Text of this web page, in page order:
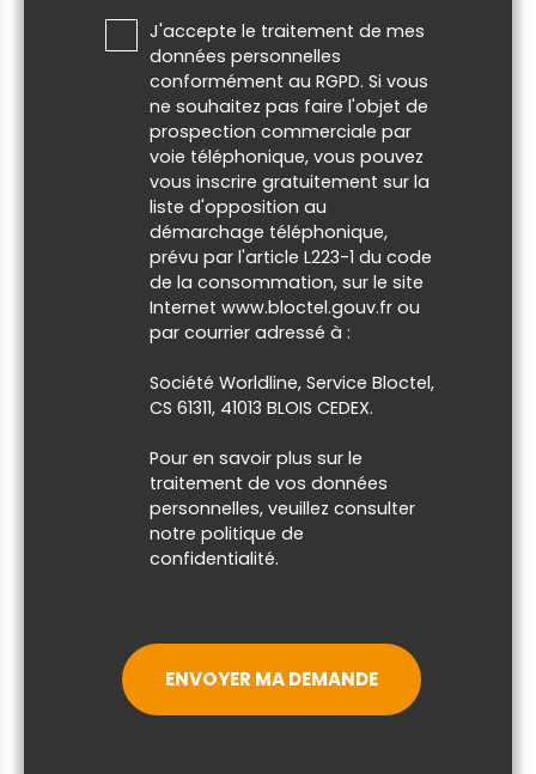
J'accepte le traitement de mes
données personnelles
conformément au RGPD. Si vous
ne souhaitez pas faire l'objet de
prospection commerciale par
voie téléphonique, vous pouvez
vous inscrire gratuitement sur la
liste d'opposition au
démarchage téléphonique,
prévu par l'article L223-1 du code
de la consommation, sur le site
Internet www.bloctel.gouv.fr ou
par courrier adressé à :
Société Worldline, Service Bloctel,
CS 61311, 41013 BLOIS CEDEX.
Pour en savoir plus sur le
traitement de vos données
personnelles, veuillez consulter
notre politique de
confidentialité.
ENVOYER MA DEMANDE